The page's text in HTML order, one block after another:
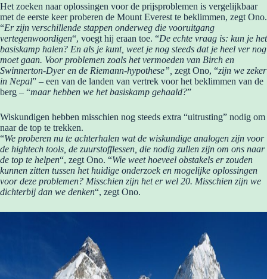
Het zoeken naar oplossingen voor de prijsproblemen is vergelijkbaar
met de eerste keer proberen de Mount Everest te beklimmen, zegt Ono.
“Er zijn verschillende stappen onderweg die vooruitgang
vertegenwoordigen“, voegt hij eraan toe. “De echte vraag is: kun je het
basiskamp halen? En als je kunt, weet je nog steeds dat je heel ver nog
moet gaan. Voor problemen zoals het vermoeden van Birch en
Swinnerton-Dyer en de Riemann-hypothese”, zegt Ono, “zijn we zeker
in Nepal” – een van de landen van vertrek voor het beklimmen van de
berg – “maar hebben we het basiskamp gehaald?”
Wiskundigen hebben misschien nog steeds extra “uitrusting” nodig om
naar de top te trekken.
“We proberen nu te achterhalen wat de wiskundige analogen zijn voor
de hightech tools, de zuurstofflessen, die nodig zullen zijn om ons naar
de top te helpen“, zegt Ono. “Wie weet hoeveel obstakels er zouden
kunnen zitten tussen het huidige onderzoek en mogelijke oplossingen
voor deze problemen? Misschien zijn het er wel 20. Misschien zijn we
dichterbij dan we denken“, zegt Ono.